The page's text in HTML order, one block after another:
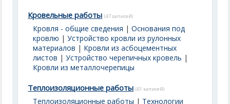
Кровельные работы (47 записей)
Кровля - общие сведения |Основания под
кровлю |Устройство кровли из рулонных
материалов | Кровли из асбоцементных
листов |Устройство черепичных кровель |
Кровли из металлочерепицы
Теплоизоляционные работы (61 записей)
Теплоизоляционные работы | Технологии